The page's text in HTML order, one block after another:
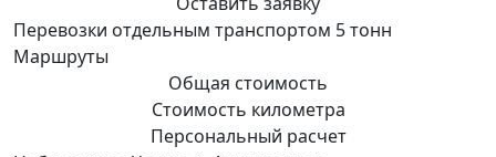
Перевозки отдельным транспортом 5 тонн
Маршруты
Общая стоимость
Стоимость километра
Персональный расчет